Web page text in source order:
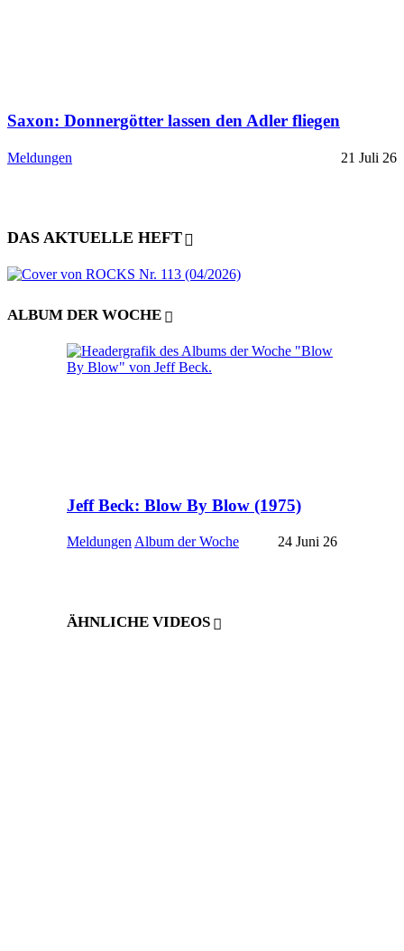
Saxon: Donnergötter lassen den Adler fliegen
Meldungen 21 Juli 26
DAS AKTUELLE HEFT
ALBUM DER WOCHE
Jeff Beck: Blow By Blow (1975)
Meldungen Album der Woche 24 Juni 26
ÄHNLICHE VIDEOS